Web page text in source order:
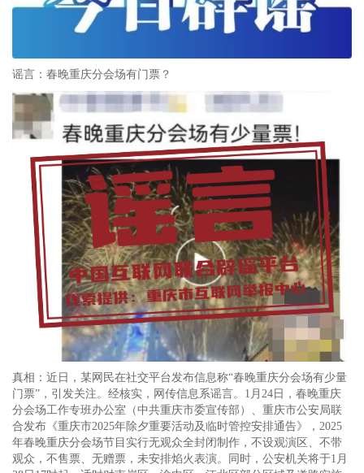
谣言：春晚重庆分会场有门票？
真相：近日，某网民在社交平台发布信息称“春晚重庆分会场有少量
门票”，引发关注。经核实，网传信息系谣言。1月24日，春晚重庆
分会场工作专班办公室（中共重庆市委宣传部）、重庆市公安局联
合发布《重庆市2025年除夕重要活动及临时管控安排通告》，2025
年春晚重庆分会场节目实行无观众全封闭制作，不设观演区、不带
观众，不售票、无赠票，未安排焰火表演。同时，公安机关将于1月